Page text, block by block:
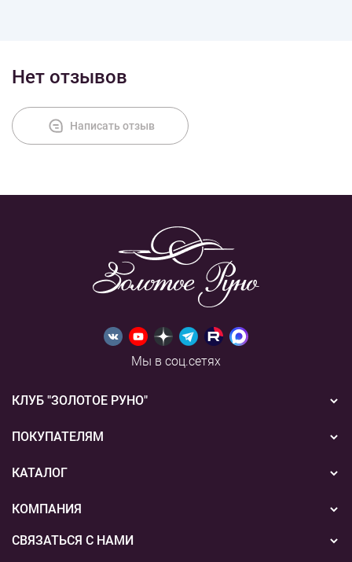
Нет отзывов
Написать отзыв
Мы в соц.сетях
КЛУБ "ЗОЛОТОЕ РУНО"
Новости
Акции
ПОКУПАТЕЛЯМ
Бонусная система
Подарочные сертификаты
Способы оплаты
КАТАЛОГ
Вышивка
Пряжа
КОМПАНИЯ
О нас
СВЯЗАТЬСЯ С НАМИ